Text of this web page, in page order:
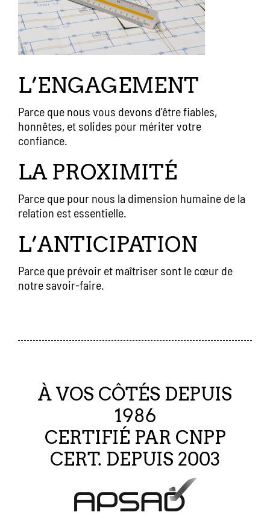
L’ENGAGEMENT
Parce que nous vous devons d’être fiables,
honnêtes, et solides pour mériter votre
confiance.
LA PROXIMITÉ
Parce que pour nous la dimension humaine de la
relation est essentielle.
L’ANTICIPATION
Parce que prévoir et maîtriser sont le cœur de
notre savoir-faire.
À VOS CÔTÉS DEPUIS
1986
CERTIFIÉ PAR CNPP
CERT. DEPUIS 2003